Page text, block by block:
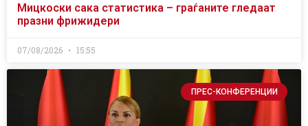
Мицкоски сака статистика – граѓаните гледаат
празни фрижидери
07/08/2026 15:55
ПРЕС-КОНФЕРЕНЦИИ